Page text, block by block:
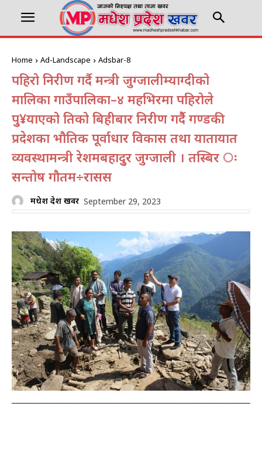
Home Ad-Landscape Adsbar-8
पहिरो निरीक्षण गर्दै मन्त्री जुग्जालीम्याग्दीको
मालिका गाउँपालिका–४ महभिरमा पहिरोले
पुु¥याएको क्षतिको बिहीबार निरीक्षण गर्दैै गण्डकी
प्रदेशका भौतिक पूर्वाधार विकास तथा यातायात
व्यवस्थामन्त्री रेशमबहादुुर जुग्जाली । तस्बिर ः
सन्तोष गौतम÷रासस
मधेश प्रदेश खवर September 29, 2023